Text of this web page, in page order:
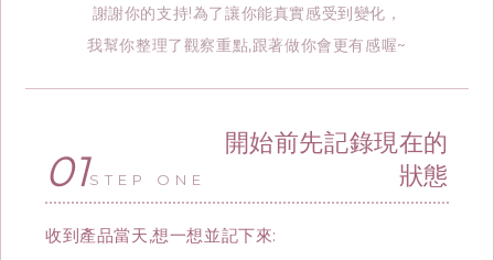
謝謝你的支持!為了讓你能真實感受到變化，
我幫你整理了觀察重點,跟著做你會更有感喔~
01STEP ONE
開始前先記錄現在的
狀態
收到產品當天,想一想並記下來: